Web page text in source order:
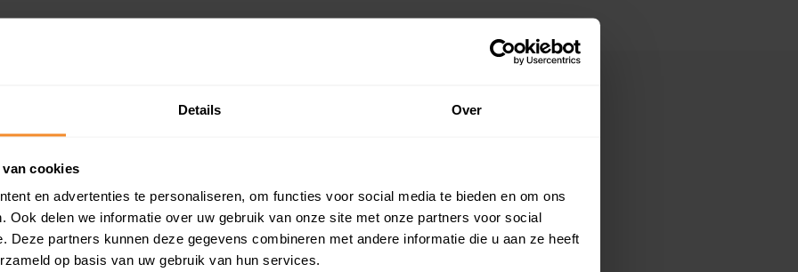
Details Over
cookies
en advertenties te personaliseren, om functies voor social media te bieden en om ons
Ook delen we informatie over uw gebruik van onze site met onze partners voor social
Deze partners kunnen deze gegevens combineren met andere informatie die u aan ze heeft
op basis van uw gebruik van hun services.